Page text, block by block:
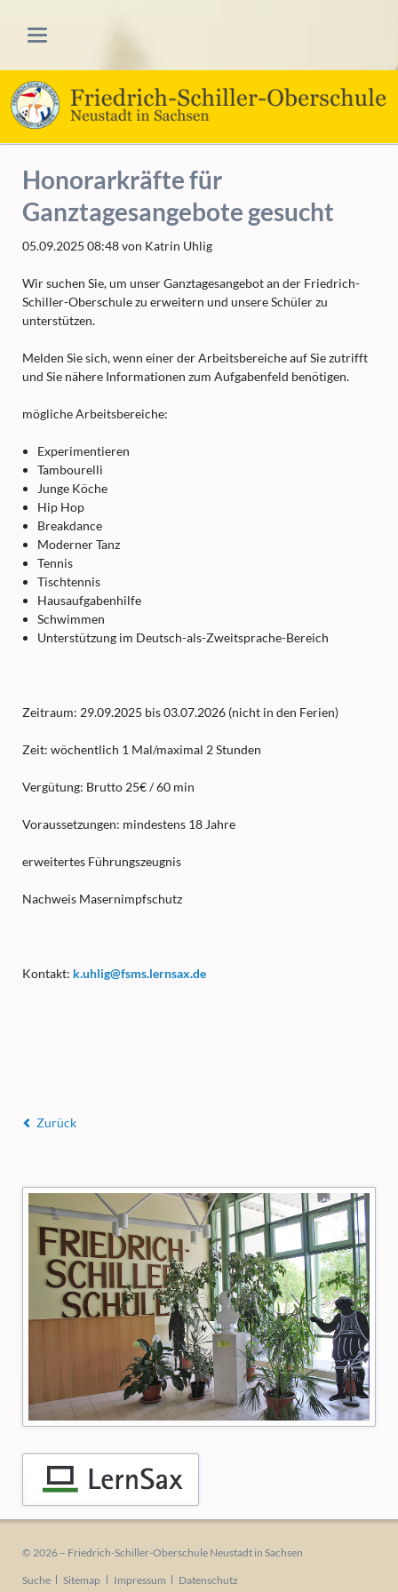
Honorarkräfte für
Ganztagesangebote gesucht
05.09.2025 08:48von Katrin Uhlig
Wir suchen Sie, um unser Ganztagesangebot an der Friedrich-
Schiller-Oberschule zu erweitern und unsere Schüler zu
unterstützen.
Melden Sie sich, wenn einer der Arbeitsbereiche auf Sie zutrifft
und Sie nähere Informationen zum Aufgabenfeld benötigen.
mögliche Arbeitsbereiche:
Experimentieren
Tambourelli
Junge Köche
Hip Hop
Breakdance
Moderner Tanz
Tennis
Tischtennis
Hausaufgabenhilfe
Schwimmen
Unterstützung im Deutsch-als-Zweitsprache-Bereich
Zeitraum: 29.09.2025 bis 03.07.2026 (nicht in den Ferien)
Zeit: wöchentlich 1 Mal/maximal 2 Stunden
Vergütung: Brutto 25€ / 60 min
Voraussetzungen: mindestens 18 Jahre
erweitertes Führungszeugnis
Nachweis Masernimpfschutz
Kontakt: k.uhlig@fsms.lernsax.de
Zurück
© 2026 – Friedrich-Schiller-Oberschule Neustadt in Sachsen
Navigation
Suche Sitemap Impressum Datenschutz